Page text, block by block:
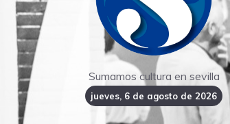
Sumamos cultura en sevilla
jueves, 6 de agosto de 2026